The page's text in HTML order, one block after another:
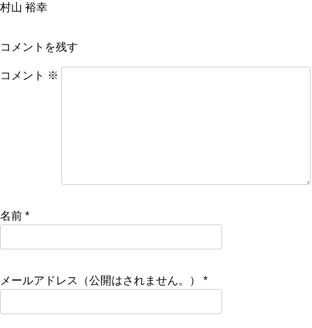
村山 裕幸
コメントを残す
コメント ※
名前 *
メールアドレス（公開はされません。） *